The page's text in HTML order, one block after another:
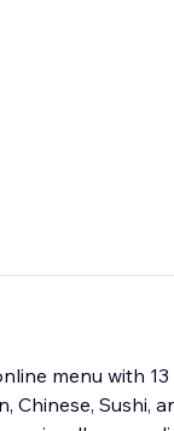
menu with
Chinese, Sushi,